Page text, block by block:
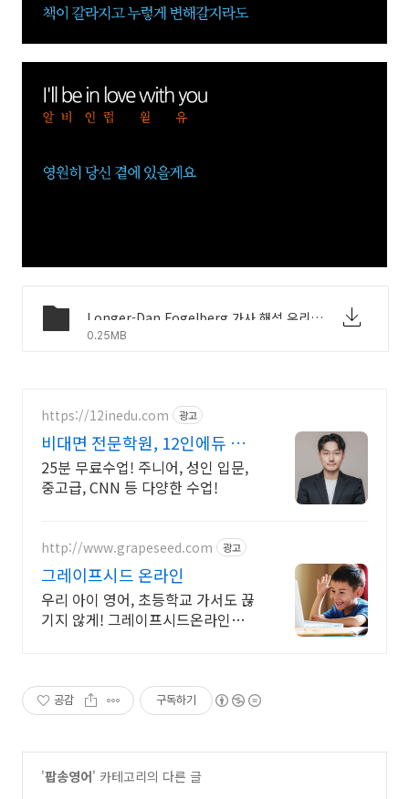
Longer-Dan Fogelberg 가사 해석 우리말 발음.pdf
0.25MB
https://12inedu.com 광고
비대면 전문학원, 12인에듀 맞
춤 커리큘럼 1:1 수업
25분 무료수업! 주니어, 성인 입문,
중고급, CNN 등 다양한 수업!
http://www.grapeseed.com 광고
그레이프시드 온라인
우리 아이 영어, 초등학교 가서도 끊
기지 않게! 그레이프시드온라인해
공감 구독하기
'팝송영어' 카테고리의 다른 글